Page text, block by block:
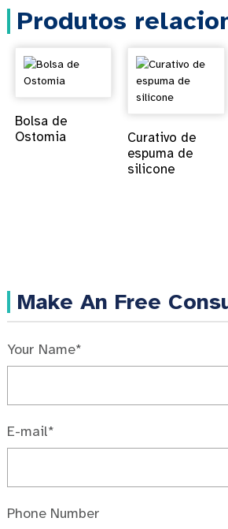
Produtos
Bolsa de
Ostomia
Curativo de
espuma de
silicone
Make An Free
Your Name*
E-mail*
Phone Number